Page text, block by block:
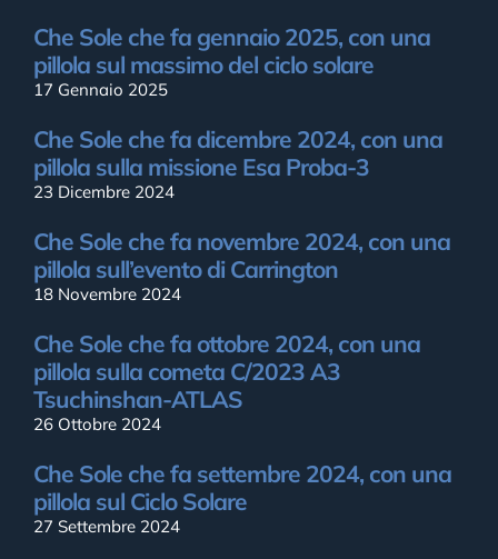
Che Sole che fa gennaio 2025, con una
pillola sul massimo del ciclo solare
17 Gennaio 2025
Che Sole che fa dicembre 2024, con una
pillola sulla missione Esa Proba-3
23 Dicembre 2024
Che Sole che fa novembre 2024, con una
pillola sull’evento di Carrington
18 Novembre 2024
Che Sole che fa ottobre 2024, con una
pillola sulla cometa C/2023 A3
Tsuchinshan-ATLAS
26 Ottobre 2024
Che Sole che fa settembre 2024, con una
pillola sul Ciclo Solare
27 Settembre 2024